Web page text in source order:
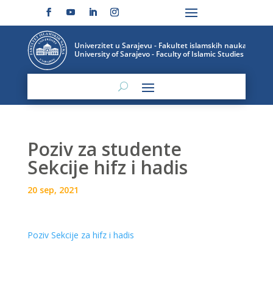
Poziv za studente
Sekcije hifz i hadis
20 sep, 2021
Poziv Sekcije za hifz i hadis